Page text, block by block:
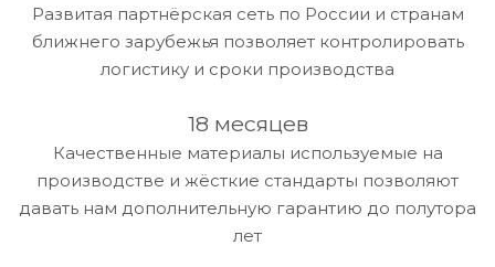
Развитая партнёрская сеть по России и странам
ближнего зарубежья позволяет контролировать
логистику и сроки производства
18 месяцев
Качественные материалы используемые на
производстве и жёсткие стандарты позволяют
давать нам дополнительную гарантию до полутора
лет